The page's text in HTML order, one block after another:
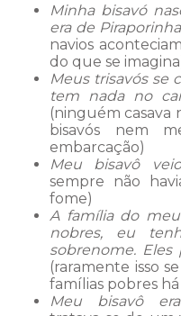
Minha bisavó
era de
navios
do que se
Meus trisavós se
tem nada no
(ninguém casava
bisavós nem
embarcação)
Meu bisavô
sempre não
fome)
A família do
nobres, eu
sobrenome.
(raramente isso
famílias pobres
Meu bisavô